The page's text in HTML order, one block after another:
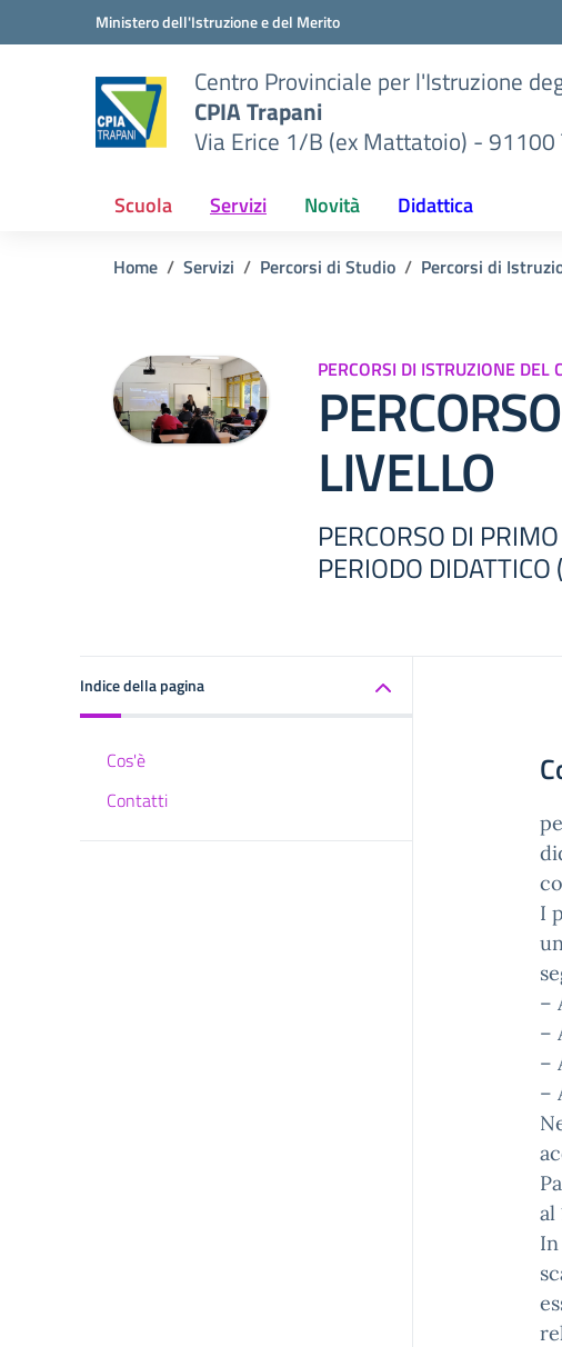
Vai ai contenuti
Vai al menu di navigazioneMinistero dell'Istruzione e del Merito
Centro Provinciale per l'Istruzione
CPIA Trapani
Via Erice 1/B (ex Mattatoio) - 91100
Scuola Servizi Novità Didattica
Home Servizi Percorsi di Studio Percorsi di
PERCORSI DI ISTRUZIONE DEL
LIVELLO
PERCORSO DI
PERIODO
Indice della pagina
Cos'è
Contatti
I
–
–
–
–
al